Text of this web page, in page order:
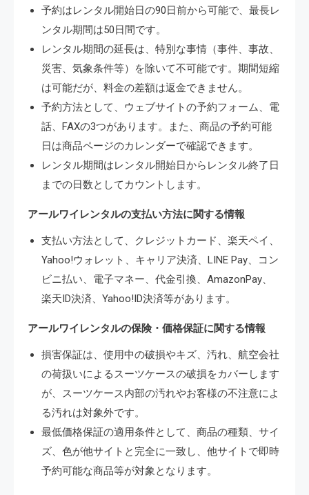
予約はレンタル開始日の90日前から可能で、最長レ
ンタル期間は50日間です。
レンタル期間の延長は、特別な事情（事件、事故、
災害、気象条件等）を除いて不可能です。期間短縮
は可能だが、料金の差額は返金できません。
予約方法として、ウェブサイトの予約フォーム、電
話、FAXの3つがあります。また、商品の予約可能
日は商品ページのカレンダーで確認できます。
レンタル期間はレンタル開始日からレンタル終了日
までの日数としてカウントします。
アールワイレンタルの支払い方法に関する情報
支払い方法として、クレジットカード、楽天ペイ、
Yahoo!ウォレット、キャリア決済、LINE Pay、コン
ビニ払い、電子マネー、代金引換、AmazonPay、
楽天ID決済、Yahoo!ID決済等があります。
アールワイレンタルの保険・価格保証に関する情報
損害保証は、使用中の破損やキズ、汚れ、航空会社
の荷扱いによるスーツケースの破損をカバーします
が、スーツケース内部の汚れやお客様の不注意によ
る汚れは対象外です。
最低価格保証の適用条件として、商品の種類、サイ
ズ、色が他サイトと完全に一致し、他サイトで即時
予約可能な商品等が対象となります。